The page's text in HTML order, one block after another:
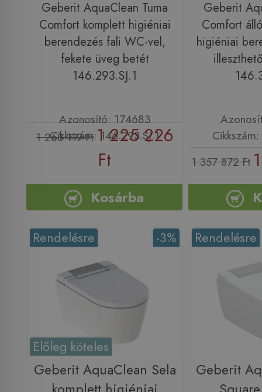
Geberit AquaClean Tuma
Comfort komplett higiéniai
berendezés fali WC-vel,
fekete üveg betét
146.293.SJ.1
Azonosító: 174683
Cikkszám: 146.293.SJ.1
1 263 119 Ft 1 225 226
Ft
Kosárba
Geberit
Comfort
higiéniai
1 357 872 Ft
-3%
Rendelésre
Előleg köteles
Geberit AquaClean Sela
Rendelésre
Geberit